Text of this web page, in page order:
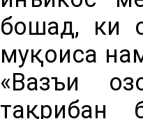
бошад, ки
муқоиса
«Вазъи
тақрибан